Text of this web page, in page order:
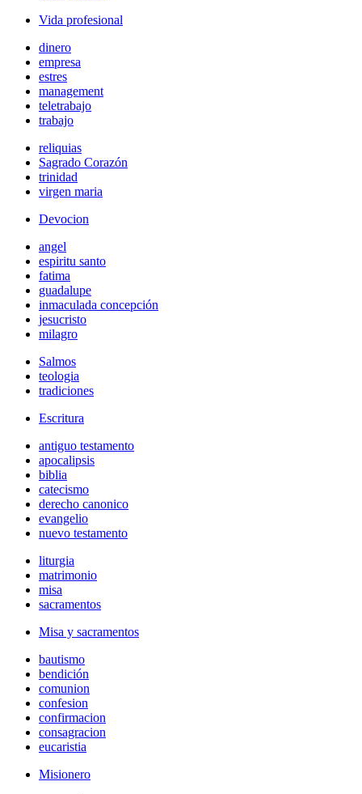
Vida profesional
dinero
empresa
estres
management
teletrabajo
trabajo
reliquias
Sagrado Corazón
trinidad
virgen maria
Devocion
angel
espiritu santo
fatima
guadalupe
inmaculada concepción
jesucristo
milagro
Salmos
teologia
tradiciones
Escritura
antiguo testamento
apocalipsis
biblia
catecismo
derecho canonico
evangelio
nuevo testamento
liturgia
matrimonio
misa
sacramentos
Misa y sacramentos
bautismo
bendición
comunion
confesion
confirmacion
consagracion
eucaristia
Misionero